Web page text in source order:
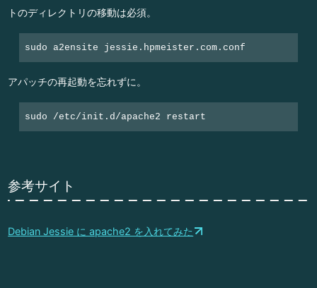
トのディレクトリの移動は必須。
sudo a2ensite jessie.hpmeister.com.conf
アパッチの再起動を忘れずに。
sudo /etc/init.d/apache2 restart
参考サイト
Debian Jessie に apache2 を入れてみた